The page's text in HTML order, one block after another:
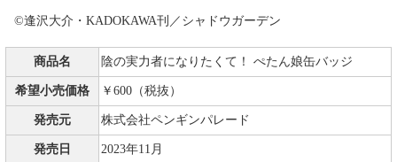
©逢沢大介・KADOKAWA刊／シャドウガーデン
商品名 陰の実力者になりたくて！ ぺたん娘缶バッジ
希望小売価格 ￥600（税抜）
発売元 株式会社ペンギンパレード
発売日 2023年11月